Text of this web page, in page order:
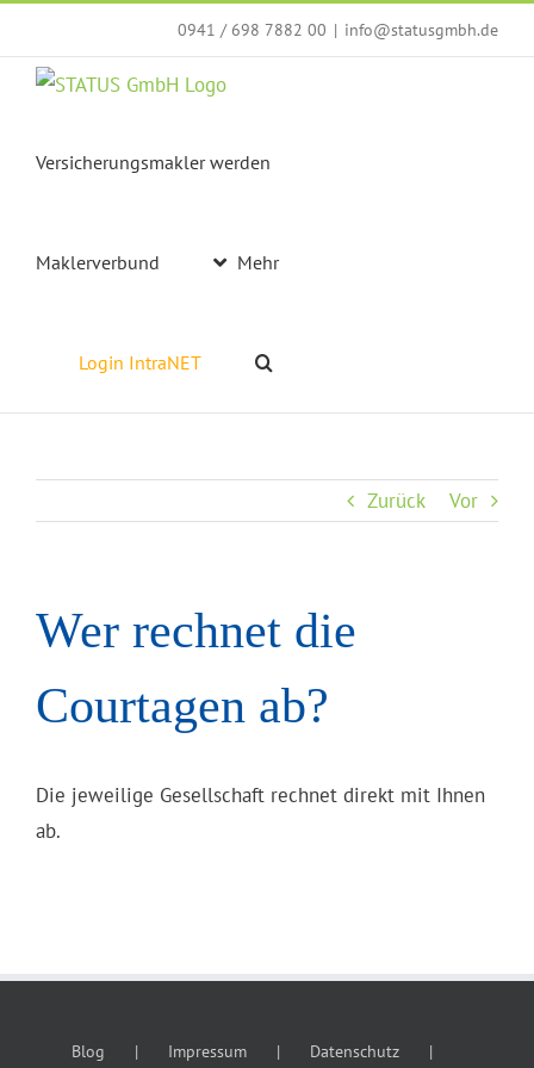
Inhalt
springen
0941 / 698 7882 00 | info@statusgmbh.de
Versicherungsmakler werden
Maklerverbund Mehr
Login IntraNET
Zurück Vor
Wer rechnet die
Courtagen ab?
Die jeweilige Gesellschaft rechnet direkt mit Ihnen
ab.
Blog Impressum Datenschutz